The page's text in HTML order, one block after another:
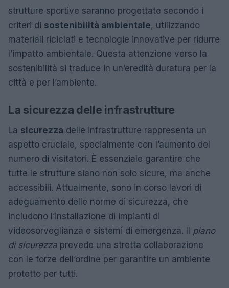
strutture sportive saranno progettate secondo i
criteri di sostenibilità ambientale, utilizzando
materiali riciclati e tecnologie innovative per ridurre
l’impatto ambientale. Questa attenzione verso la
sostenibilità si traduce in un’eredità duratura per la
città e per l’ambiente.
La sicurezza delle infrastrutture
La sicurezza delle infrastrutture rappresenta un
aspetto cruciale, specialmente con l’aumento del
numero di visitatori. È essenziale garantire che
tutte le strutture siano non solo sicure, ma anche
accessibili. Attualmente, sono in corso lavori di
adeguamento delle norme di sicurezza, che
includono l’installazione di impianti di
videosorveglianza e sistemi di emergenza. Il piano
di sicurezza prevede una stretta collaborazione
con le forze dell’ordine per garantire un ambiente
protetto per tutti.